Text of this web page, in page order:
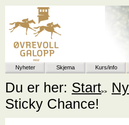
Nyheter Skjema Kurs/info
Du er her: Start
Sticky Chance!